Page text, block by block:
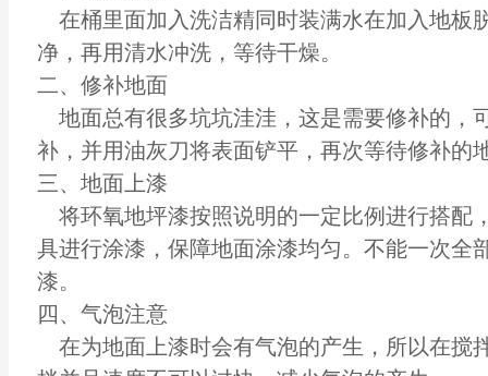
在桶里面加入洗洁精同时装满水在加入地板
净，再用清水冲洗，等待干燥。
二、修补地面
地面总有很多坑坑洼洼，这是需要修补的，
补，并用油灰刀将表面铲平，再次等待修补的
三、地面上漆
将环氧地坪漆按照说明的一定比例进行搭配
具进行涂漆，保障地面涂漆均匀。不能一次全
漆。
四、气泡注意
在为地面上漆时会有气泡的产生，所以在搅